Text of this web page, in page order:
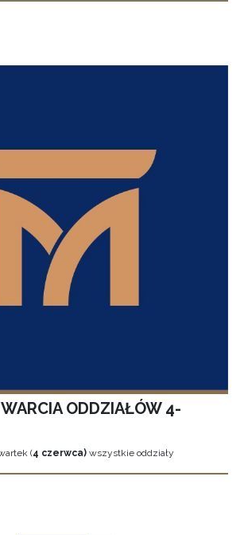
ODDZIAŁÓW 4-
(4 czerwca) wszystkie oddziały